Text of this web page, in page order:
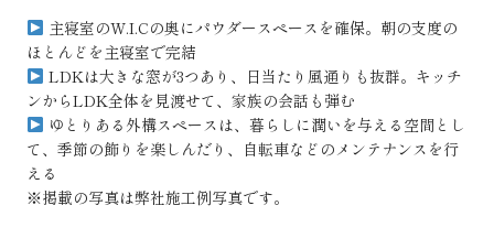
主寝室のW.I.Cの奥にパウダースペースを確保。朝の支度の
ほとんどを主寝室で完結
LDKは大きな窓が3つあり、日当たり風通りも抜群。キッチ
ンからLDK全体を見渡せて、家族の会話も弾む
ゆとりある外構スペースは、暮らしに潤いを与える空間とし
て、季節の飾りを楽しんだり、自転車などのメンテナンスを行
える
※掲載の写真は弊社施工例写真です。